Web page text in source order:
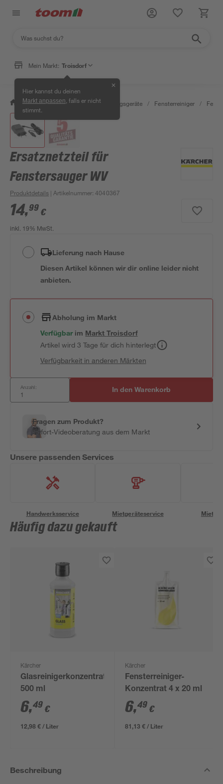
Mein Markt: Troisdorf
Hier kannst du deinen
Markt anpassen , falls er nicht
stimmt.
✕
/ Wohnen & Haushalt / Reinigungsgeräte / Fensterreiniger /
Ersatznetzteil für
Fenstersauger WV
Produktdetails | Artikelnummer:4040367
14,99 €
inkl. 19% MwSt.
Lieferung nach Hause
Diesen Artikel können wir dir online leider nicht
anbieten.
Abholung im Markt
Verfügbar im MarktTroisdorf
Artikel wird 3 Tage für dich hinterlegt
Verfügbarkeit in anderen Märkten
Anzahl: In den Warenkorb
Fragen zum Produkt?
Sofort-Videoberatung aus dem Markt
Unsere passenden Services
Handwerksservice Mietgeräteservice
Häufig dazu gekauft
Kärcher
Glasreinigerkonzentrat
500 ml
6,49 €
12,98 € / Liter
Kärcher
Fensterreiniger-
Konzentrat 4 x 20 ml
6,49 €
81,13 € / Liter
Beschreibung